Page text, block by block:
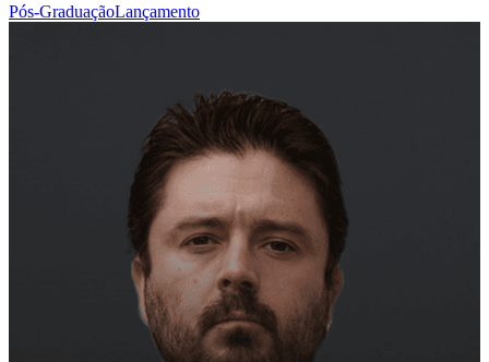
Pós-GraduaçãoLançamento